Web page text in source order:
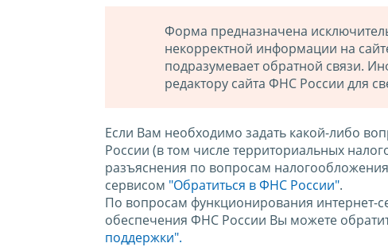
Форма предназначена
некорректной информации на
подразумевает обратной связи.
редактору сайта ФНС России для
Если Вам необходимо задать какой-либо
России (в том числе территориальных
разъяснения по вопросам
сервисом "Обратиться в ФНС России".
По вопросам функционирования интернет-
обеспечения ФНС России Вы можете
поддержки".